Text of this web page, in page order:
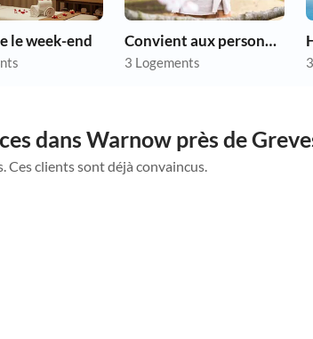
le week-end Convient aux personnes allergiques
3 Logements
dans Warnow près de
Ces clients sont déjà convaincus.